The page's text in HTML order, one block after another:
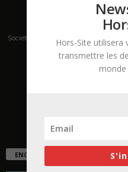
Société de presse, plateforme de
salons s'adressant aux
ENCORE PLUS D'ARTICLES
Hors-Site
transmettre les
monde